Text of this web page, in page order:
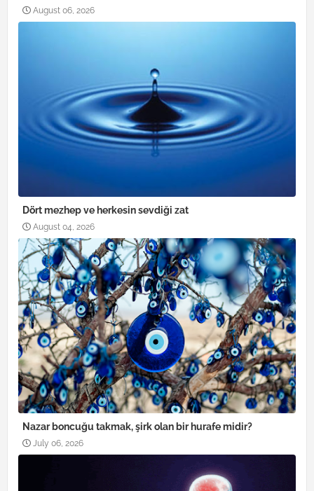
August 06, 2026
Dört mezhep ve herkesin sevdiği zat
August 04, 2026
Nazar boncuğu takmak, şirk olan bir hurafe midir?
July 06, 2026